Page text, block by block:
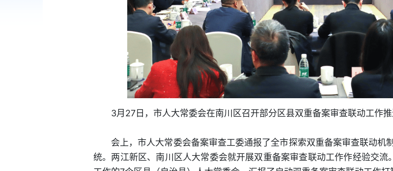
3月27日，市人大常委会在南川区召开部分区县双重备案审查联动工作推
会上，市人大常委会备案审查工委通报了全市探索双重备案审查联动机
统。两江新区、南川区人大常委会就开展双重备案审查联动工作作经验交